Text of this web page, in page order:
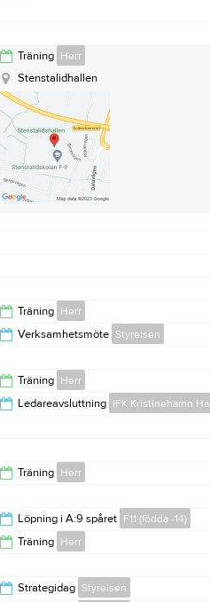
Träning Herr
Stenstalidhallen
Träning Herr
Verksamhetsmöte Styrelsen
Träning Herr
Ledareavsluttning IFK Kristinehamn
Träning Herr
Löpning i A:9 spåret F11 (födda -14)
Träning Herr
Strategidag Styrelsen